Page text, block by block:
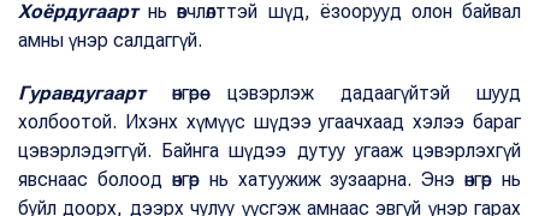
Хоёрдугаартнь өвчлөлттэй шүд, ёзоорууд олон байвал
амны үнэр салдаггүй.
Гуравдугаартөнгөрөө цэвэрлэж дадаагүйтэй шууд
холбоотой. Ихэнх хүмүүс шүдээ угаачхаад хэлээ бараг
цэвэрлэдэггүй. Байнга шүдээ дутуу угааж цэвэрлэхгүй
явснаас болоод өнгөр нь хатуужиж зузаарна. Энэ өнгөр нь
буйл доорх, дээрх чулуу үүсгэж амнаас эвгүй үнэр гарах